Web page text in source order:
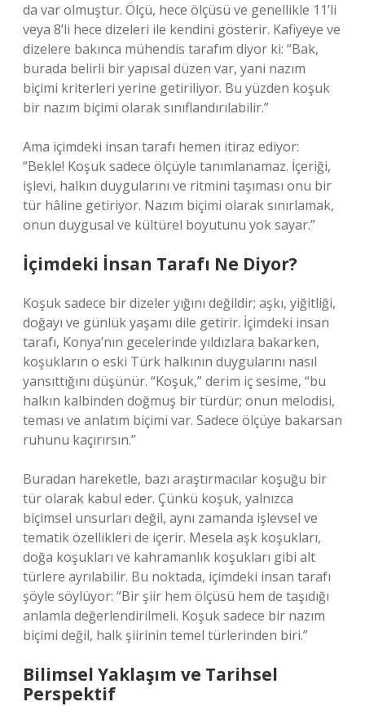
da var olmuştur. Ölçü, hece ölçüsü ve genellikle 11’li
veya 8’li hece dizeleri ile kendini gösterir. Kafiyeye ve
dizelere bakınca mühendis tarafım diyor ki: “Bak,
burada belirli bir yapısal düzen var, yani nazım
biçimi kriterleri yerine getiriliyor. Bu yüzden koşuk
bir nazım biçimi olarak sınıflandırılabilir.”
Ama içimdeki insan tarafı hemen itiraz ediyor:
“Bekle! Koşuk sadece ölçüyle tanımlanamaz. İçeriği,
işlevi, halkın duygularını ve ritmini taşıması onu bir
tür hâline getiriyor. Nazım biçimi olarak sınırlamak,
onun duygusal ve kültürel boyutunu yok sayar.”
İçimdeki İnsan Tarafı Ne Diyor?
Koşuk sadece bir dizeler yığını değildir; aşkı, yiğitliği,
doğayı ve günlük yaşamı dile getirir. İçimdeki insan
tarafı, Konya’nın gecelerinde yıldızlara bakarken,
koşukların o eski Türk halkının duygularını nasıl
yansıttığını düşünür. “Koşuk,” derim iç sesime, “bu
halkın kalbinden doğmuş bir türdür; onun melodisi,
teması ve anlatım biçimi var. Sadece ölçüye bakarsan
ruhunu kaçırırsın.”
Buradan hareketle, bazı araştırmacılar koşuğu bir
tür olarak kabul eder. Çünkü koşuk, yalnızca
biçimsel unsurları değil, aynı zamanda işlevsel ve
tematik özellikleri de içerir. Mesela aşk koşukları,
doğa koşukları ve kahramanlık koşukları gibi alt
türlere ayrılabilir. Bu noktada, içimdeki insan tarafı
şöyle söylüyor: “Bir şiir hem ölçüsü hem de taşıdığı
anlamla değerlendirilmeli. Koşuk sadece bir nazım
biçimi değil, halk şiirinin temel türlerinden biri.”
Bilimsel Yaklaşım ve Tarihsel
Perspektif